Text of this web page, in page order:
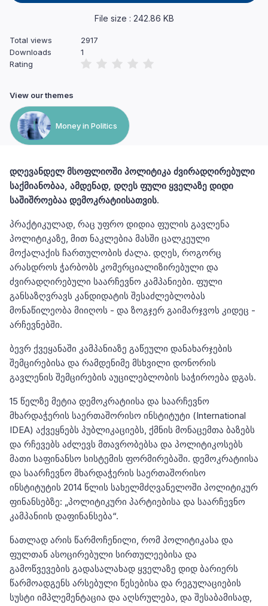
დღევანდელ მსოფლიოში პოლიტიკა ძვირადღირებული
საქმიანობაა, ამდენად, დღეს ფული ყველაზე დიდი
საშიშროებაა დემოკრატიისათვის.
პრაქტიკულად, რაც უფრო დიდია ფულის გავლენა
პოლიტიკაზე, მით ნაკლებია მასში ცალკეული
მოქალაქის ჩართულობის ძალა. დღეს, როგორც
არასდროს ჭარბობს კომერციალიზირებული და
ძვირადღირებული საარჩევნო კამპანიები. ფული
განსაზღვრავს კანდიდატის შესაძლებლობას
მონაწილეობა მიიღოს - და ზოგჯერ გაიმარჯვოს კიდეც -
არჩევნებში.
ბევრ ქვეყანაში კამპანიაზე გაწეული დანახარჯების
შემცირებისა და რამდენიმე მსხვილი დონორის
გავლენის შემცირების აუცილებლობის საჭიროება დგას.
15 წელზე მეტია დემოკრატიისა და საარჩევნო
მხარდაჭერის საერთაშორისო ინსტიტუტი (International
IDEA) აქვეყნებს პუბლიკაციებს, ქმნის მონაცემთა ბაზებს
და რჩევებს აძლევს მთავრობებსა და პოლიტიკოსებს
მათი საფინანსო სისტემის ფორმირებაში. დემოკრატიისა
და საარჩევნო მხარდაჭერის საერთაშორისო
ინსტიტუტის 2014 წლის სახელმძღვანელოში პოლიტიკურ
ფინანსებზე: „პოლიტიკური პარტიებისა და საარჩევნო
კამპანიის დაფინანსება“.
ნათლად არის წარმოჩენილი, რომ პოლიტიკასა და
ფულთან ასოცირებული სირთულეებისა და
გამოწვევების გადასალახად ყველაზე დიდ ბარიერს
წარმოადგენს არსებული წესებისა და რეგულაციების
სუსტი იმპლემენტაცია და აღსრულება, და შესაბამისად,
File size : 242.86 KB
Total views
2917
Downloads
1
Rating
View our themes
Money in Politics